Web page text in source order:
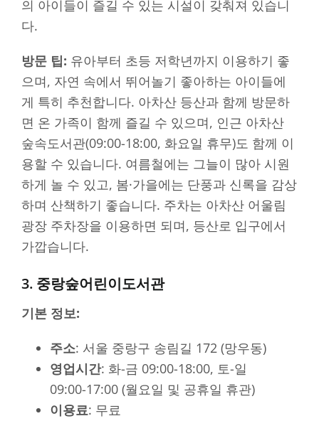
의 아이들이 즐길 수 있는 시설이 갖춰져 있습니
다.
방문 팁: 유아부터 초등 저학년까지 이용하기 좋
으며, 자연 속에서 뛰어놀기 좋아하는 아이들에
게 특히 추천합니다. 아차산 등산과 함께 방문하
면 온 가족이 함께 즐길 수 있으며, 인근 아차산
숲속도서관(09:00-18:00, 화요일 휴무)도 함께 이
용할 수 있습니다. 여름철에는 그늘이 많아 시원
하게 놀 수 있고, 봄·가을에는 단풍과 신록을 감상
하며 산책하기 좋습니다. 주차는 아차산 어울림
광장 주차장을 이용하면 되며, 등산로 입구에서
가깝습니다.
3. 중랑숲어린이도서관
기본 정보:
주소: 서울 중랑구 송림길 172 (망우동)
영업시간: 화-금 09:00-18:00, 토-일
09:00-17:00 (월요일 및 공휴일 휴관)
이용료: 무료